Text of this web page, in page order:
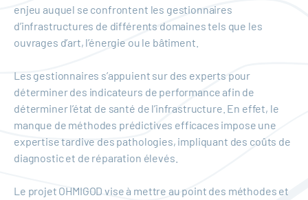
enjeu auquel se confrontent les gestionnaires
d’infrastructures de différents domaines tels que les
ouvrages d’art, l’énergie ou le bâtiment.
Les gestionnaires s’appuient sur des experts pour
déterminer des indicateurs de performance afin de
déterminer l’état de santé de l’infrastructure. En effet, le
manque de méthodes prédictives efficaces impose une
expertise tardive des pathologies, impliquant des coûts de
diagnostic et de réparation élevés.
Le projet OHMIGOD vise à mettre au point des méthodes et